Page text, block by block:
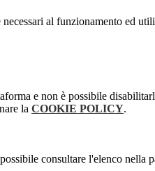
al funzionamento ed
e non è possibile
la COOKIE POLICY.
consultare l'elenco nella